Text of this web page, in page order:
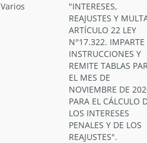
Varios
"INTERESES,
REAJUSTES Y
ARTÍCULO 22 LEY
N°17.322. IMPARTE
INSTRUCCIONES Y
REMITE TABLAS
EL MES DE
NOVIEMBRE DE
PARA EL CÁLCULO
LOS INTERESES
PENALES Y DE LOS
REAJUSTES".